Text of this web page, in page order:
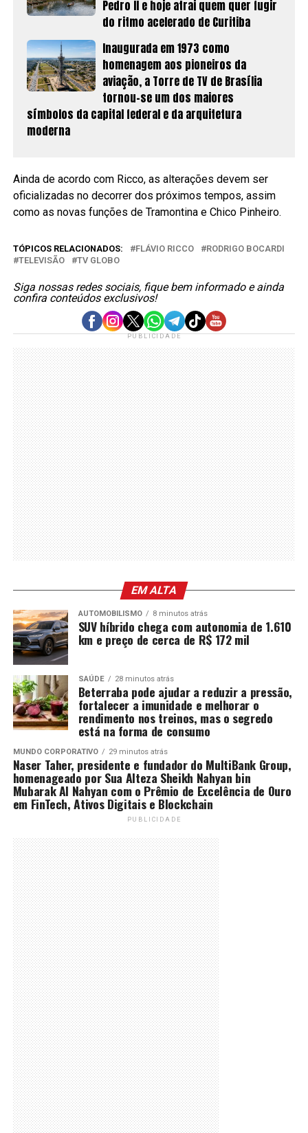
Pedro II e hoje atrai quem quer fugir
do ritmo acelerado de Curitiba
Inaugurada em 1973 como
homenagem aos pioneiros da
aviação, a Torre de TV de Brasília
tornou-se um dos maiores
símbolos da capital federal e da arquitetura
moderna
Ainda de acordo com Ricco, as alterações devem ser
oficializadas no decorrer dos próximos tempos, assim
como as novas funções de Tramontina e Chico Pinheiro.
TÓPICOS RELACIONADOS: FLÁVIO RICCO
RODRIGO BOCARDI
TELEVISÃO
TV GLOBO
Siga nossas redes sociais, fique bem informado e ainda
confira conteúdos exclusivos!
PUBLICIDADE
EM ALTA
AUTOMOBILISMO 8 minutos atrás
SUV híbrido chega com autonomia de 1.610
km e preço de cerca de R$ 172 mil
SAÚDE 28 minutos atrás
Beterraba pode ajudar a reduzir a pressão,
fortalecer a imunidade e melhorar o
rendimento nos treinos, mas o segredo
está na forma de consumo
MUNDO CORPORATIVO 29 minutos atrás
Naser Taher, presidente e fundador do MultiBank Group,
homenageado por Sua Alteza Sheikh Nahyan bin
Mubarak Al Nahyan com o Prêmio de Excelência de Ouro
em FinTech, Ativos Digitais e Blockchain
PUBLICIDADE